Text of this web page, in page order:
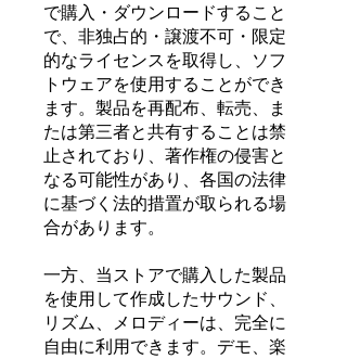
で購入・ダウンロードすること
で、非独占的・譲渡不可・限定
的なライセンスを取得し、ソフ
トウェアを使用することができ
ます。製品を再配布、転売、ま
たは第三者と共有することは禁
止されており、著作権の侵害と
なる可能性があり、各国の法律
に基づく法的措置が取られる場
合があります。
一方、当ストアで購入した製品
を使用して作成したサウンド、
リズム、メロディーは、完全に
自由に利用できます。デモ、楽